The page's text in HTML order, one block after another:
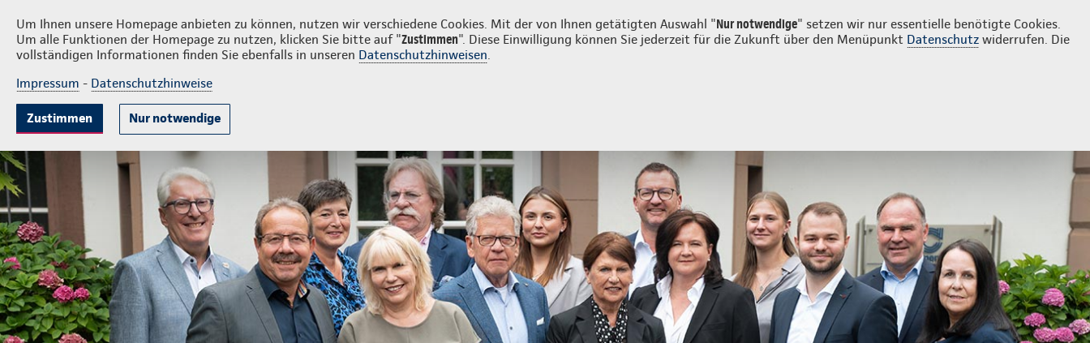
Um Ihnen unsere Homepage anbieten zu können, nutzen wir verschiedene Cookies. Mit der von Ihnen getätigten Auswahl "Nur notwendige" setzen wir nur essentielle benötigte Cookies.
Um alle Funktionen der Homepage zu nutzen, klicken Sie bitte auf "Zustimmen". Diese Einwilligung können Sie jederzeit für die Zukunft über den Menüpunkt Datenschutz widerrufen. Die
vollständigen Informationen finden Sie ebenfalls in unseren Datenschutzhinweisen.
Impressum - Datenschutzhinweise
Zustimmen Nur notwendige
Norbert Schlöder GmbH PrivatkundenFirmenkunden Login Kontakt 0651 978380
KrankenversicherungLebensversicherung
Landesdirektion Norbert Schlöder GmbH